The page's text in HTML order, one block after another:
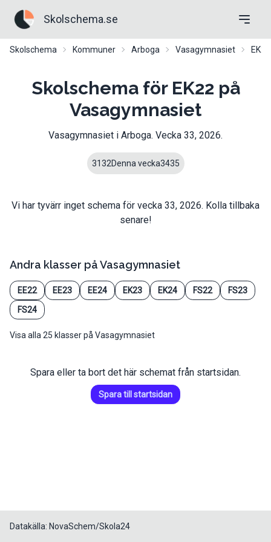
Skolschema.se
Skolschema Kommuner Arboga Vasagymnasiet EK22
Skolschema för EK22 på
Vasagymnasiet
Vasagymnasiet i Arboga. Vecka 33, 2026.
3132Denna vecka3435
Vi har tyvärr inget schema för vecka 33, 2026. Kolla tillbaka
senare!
Andra klasser påVasagymnasiet
EE22 EE23 EE24 EK23 EK24 FS22
FS23
FS24
Visa alla 25 klasser på Vasagymnasiet
Spara eller ta bort det här schemat från startsidan.
Spara till startsidan
Datakälla: NovaSchem/Skola24